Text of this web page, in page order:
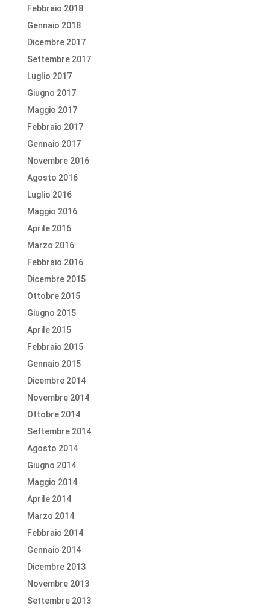
Febbraio 2018
Gennaio 2018
Dicembre 2017
Settembre 2017
Luglio 2017
Giugno 2017
Maggio 2017
Febbraio 2017
Gennaio 2017
Novembre 2016
Agosto 2016
Luglio 2016
Maggio 2016
Aprile 2016
Marzo 2016
Febbraio 2016
Dicembre 2015
Ottobre 2015
Giugno 2015
Aprile 2015
Febbraio 2015
Gennaio 2015
Dicembre 2014
Novembre 2014
Ottobre 2014
Settembre 2014
Agosto 2014
Giugno 2014
Maggio 2014
Aprile 2014
Marzo 2014
Febbraio 2014
Gennaio 2014
Dicembre 2013
Novembre 2013
Settembre 2013